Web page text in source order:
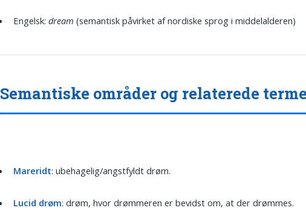
Engelsk:dream (semantisk påvirket af nordiske sprog i middelalderen)
Semantiske områder og relaterede
Mareridt: ubehagelig/angstfyldt drøm.
Lucid drøm: drøm, hvor drømmeren er bevidst om, at der drømmes.